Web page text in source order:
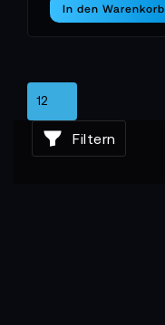
In den Warenkorb
Filtern